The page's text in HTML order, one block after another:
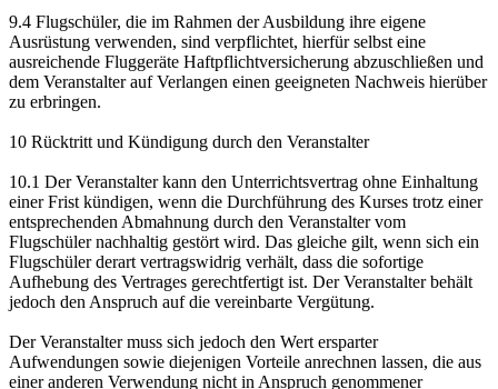
9.4 Flugschüler, die im Rahmen der Ausbildung ihre eigene
Ausrüstung verwenden, sind verpflichtet, hierfür selbst eine
ausreichende Fluggeräte Haftpflichtversicherung abzuschließen und
dem Veranstalter auf Verlangen einen geeigneten Nachweis hierüber
zu erbringen.
10 Rücktritt und Kündigung durch den Veranstalter
10.1 Der Veranstalter kann den Unterrichtsvertrag ohne Einhaltung
einer Frist kündigen, wenn die Durchführung des Kurses trotz einer
entsprechenden Abmahnung durch den Veranstalter vom
Flugschüler nachhaltig gestört wird. Das gleiche gilt, wenn sich ein
Flugschüler derart vertragswidrig verhält, dass die sofortige
Aufhebung des Vertrages gerechtfertigt ist. Der Veranstalter behält
jedoch den Anspruch auf die vereinbarte Vergütung.
Der Veranstalter muss sich jedoch den Wert ersparter
Aufwendungen sowie diejenigen Vorteile anrechnen lassen, die aus
einer anderen Verwendung nicht in Anspruch genommener